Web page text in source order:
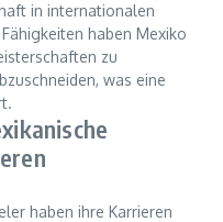
in internationalen
haben Mexiko
zu
was eine
haben ihre Karrieren